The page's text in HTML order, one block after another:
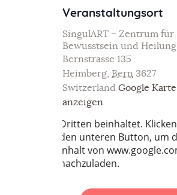
Veranstaltungsort
SingulART – Zentrum für
Bewusstsein und Heilung
Bernstrasse 135
Heimberg Bern 3627
Switzerland Google Karte
anzeigen